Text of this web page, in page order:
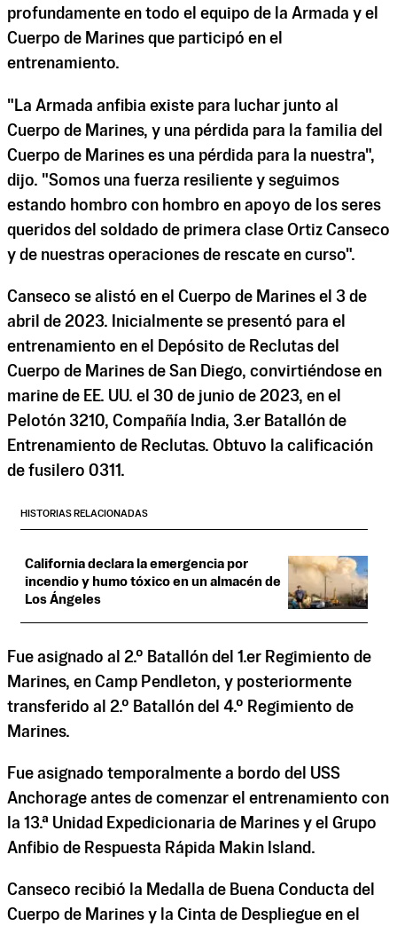
profundamente en todo el equipo de la Armada y el
Cuerpo de Marines que participó en el
entrenamiento.
"La Armada anfibia existe para luchar junto al
Cuerpo de Marines, y una pérdida para la familia del
Cuerpo de Marines es una pérdida para la nuestra",
dijo. "Somos una fuerza resiliente y seguimos
estando hombro con hombro en apoyo de los seres
queridos del soldado de primera clase Ortiz Canseco
y de nuestras operaciones de rescate en curso".
Canseco se alistó en el Cuerpo de Marines el 3 de
abril de 2023. Inicialmente se presentó para el
entrenamiento en el Depósito de Reclutas del
Cuerpo de Marines de San Diego, convirtiéndose en
marine de EE. UU. el 30 de junio de 2023, en el
Pelotón 3210, Compañía India, 3.er Batallón de
Entrenamiento de Reclutas. Obtuvo la calificación
de fusilero 0311.
HISTORIAS RELACIONADAS
California declara la emergencia por
incendio y humo tóxico en un almacén de
Los Ángeles
Fue asignado al 2.º Batallón del 1.er Regimiento de
Marines, en Camp Pendleton, y posteriormente
transferido al 2.º Batallón del 4.º Regimiento de
Marines.
Fue asignado temporalmente a bordo del USS
Anchorage antes de comenzar el entrenamiento con
la 13.ª Unidad Expedicionaria de Marines y el Grupo
Anfibio de Respuesta Rápida Makin Island.
Canseco recibió la Medalla de Buena Conducta del
Cuerpo de Marines y la Cinta de Despliegue en el